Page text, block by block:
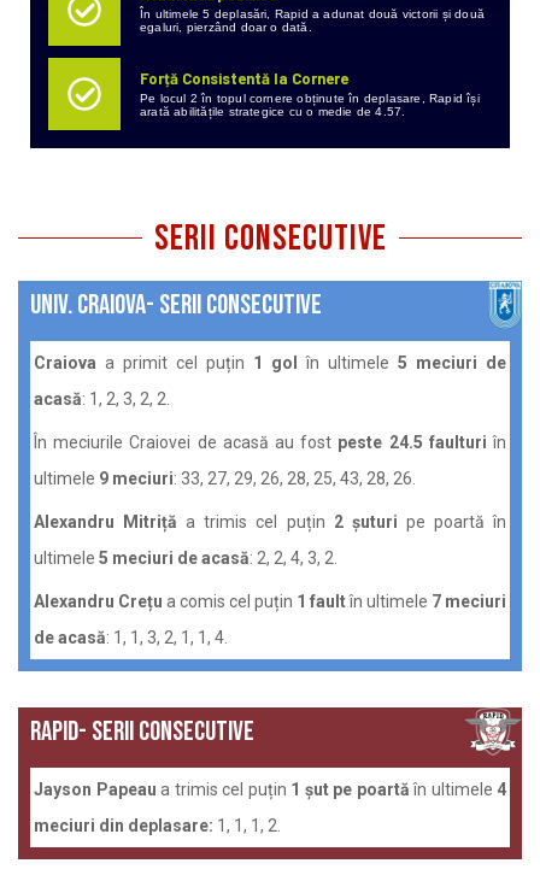
În ultimele 5 deplasări, Rapid a adunat două victorii și două
egaluri, pierzând doar o dată.
Forță Consistentă la Cornere
Pe locul 2 în topul cornere obținute în deplasare, Rapid își
arată abilitățile strategice cu o medie de 4.57.
serii consecutive
Univ. Craiova- serii consecutive
Craiova a primit cel puțin 1 gol în ultimele 5 meciuri de
acasă: 1, 2, 3, 2, 2.
În meciurile Craiovei de acasă au fost peste 24.5 faulturi în
ultimele 9 meciuri: 33, 27, 29, 26, 28, 25, 43, 28, 26.
Alexandru Mitriță a trimis cel puțin 2 șuturi pe poartă în
ultimele 5 meciuri de acasă: 2, 2, 4, 3, 2.
Alexandru Crețu a comis cel puțin 1 faultîn ultimele 7 meciuri
de acasă: 1, 1, 3, 2, 1, 1, 4.
Rapid- serii consecutive
Jayson Papeau a trimis cel puțin 1 șut pe poartăîn ultimele 4
meciuri din deplasare: 1, 1, 1, 2.